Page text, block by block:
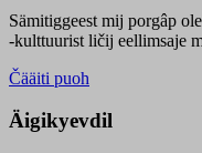
Sämitiggeest mij porgâp
-kulttuurist ličij eellimsaje
Čääiti puoh
Äigikyevdil